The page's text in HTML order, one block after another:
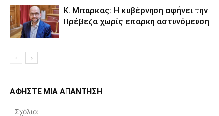
Κ. Μπάρκας: Η κυβέρνηση αφήνει την
Πρέβεζα χωρίς επαρκή αστυνόμευση
ΑΦΗΣΤΕ ΜΙΑ ΑΠΑΝΤΗΣΗ